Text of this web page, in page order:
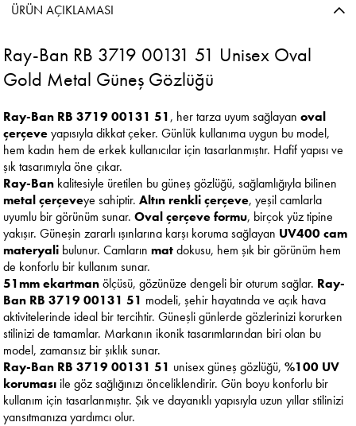
ÜRÜN AÇIKLAMASI
Ray-Ban RB 3719 00131 51 Unisex Oval
Gold Metal Güneş Gözlüğü
Ray-Ban RB 3719 00131 51, her tarza uyum sağlayanoval
çerçeveyapısıyla dikkat çeker. Günlük kullanıma uygun bu model,
hem kadın hem de erkek kullanıcılar için tasarlanmıştır. Hafif yapısı ve
şık tasarımıyla öne çıkar.
Ray-Ban kalitesiyle üretilen bu güneş gözlüğü, sağlamlığıyla bilinen
metal çerçeveye sahiptir.Altın renkli çerçeve, yeşil camlarla
uyumlu bir görünüm sunar.Oval çerçeve formu, birçok yüz tipine
yakışır. Güneşin zararlı ışınlarına karşı koruma sağlayan UV400 cam
materyali bulunur. Camlarınmatdokusu, hem şık bir görünüm hem
de konforlu bir kullanım sunar.
51mm ekartmanölçüsü, gözünüze dengeli bir oturum sağlar. Ray-
Ban RB 3719 00131 51 modeli, şehir hayatında ve açık hava
aktivitelerinde ideal bir tercihtir. Güneşli günlerde gözlerinizi korurken
stilinizi de tamamlar. Markanın ikonik tasarımlarından biri olan bu
model, zamansız bir şıklık sunar.
Ray-Ban RB 3719 00131 51 unisex güneş gözlüğü,%100 UV
koruması ile göz sağlığınızı önceliklendirir. Gün boyu konforlu bir
kullanım için tasarlanmıştır. Şık ve dayanıklı yapısıyla uzun yıllar stilinizi
yansıtmanıza yardımcı olur.